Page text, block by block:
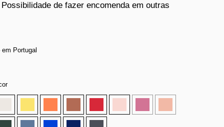
de fazer encomenda em outras
em Portugal